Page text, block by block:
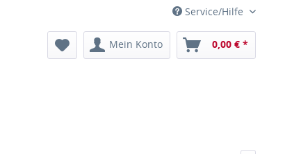
Service/Hilfe
Mein Konto 0,00 € *